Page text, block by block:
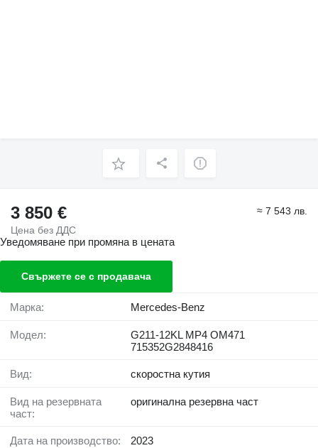
3 850 €
Цена без ДДС
≈ 7 543 лв.
Уведомяване при промяна в цената
Свържете се с продавача
Марка: Mercedes-Benz
Модел:
G211-12KL MP4 OM471
715352G2848416
Вид: скоростна кутия
Вид на резервната
част:
оригинална резервна част
Дата на производство: 2023